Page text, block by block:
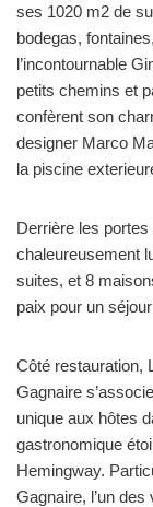
ses 1020 m2 de
bodegas,
l’incontournable
petits chemins et
confèrent son
designer Marco
la piscine
Derrière les portes
chaleureusement
suites, et 8
paix pour un
Côté restauration,
Gagnaire
unique aux hôtes
gastronomique
Hemingway.
Gagnaire, l’un